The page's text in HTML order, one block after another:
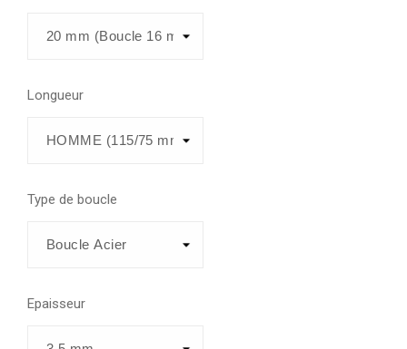
Longueur
Type de boucle
Epaisseur